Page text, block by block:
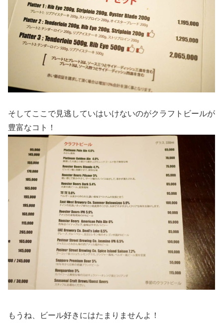
そしてここで見逃していはいけないのがクラフトビールが
豊富なコト！
もうね、ビール好きにはたまりませんよ！